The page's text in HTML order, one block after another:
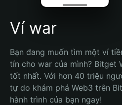
Ví war
Bạn đang muốn tìm một ví
tín cho war của mình? Bitget
tốt nhất. Với hơn 40 triệu
tự do khám phá Web3 trên
hành trình của bạn ngay!